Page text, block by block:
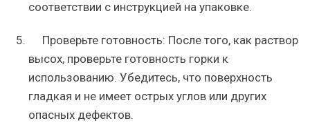
соответствии с инструкцией на упаковке.
Проверьте готовность: После того, как раствор
высох, проверьте готовность горки к
использованию. Убедитесь, что поверхность
гладкая и не имеет острых углов или других
опасных дефектов.